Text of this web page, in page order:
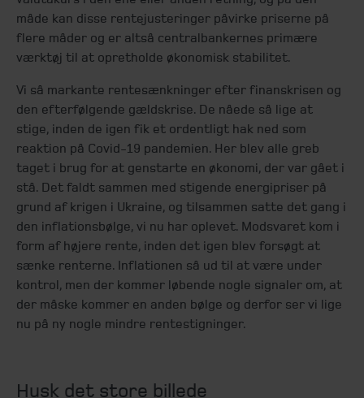
måde kan disse rentejusteringer påvirke priserne på
flere måder og er altså centralbankernes primære
værktøj til at opretholde økonomisk stabilitet.
Vi så markante rentesænkninger efter finanskrisen og
den efterfølgende gældskrise. De nåede så lige at
stige, inden de igen fik et ordentligt hak ned som
reaktion på Covid-19 pandemien. Her blev alle greb
taget i brug for at genstarte en økonomi, der var gået i
stå. Det faldt sammen med stigende energipriser på
grund af krigen i Ukraine, og tilsammen satte det gang i
den inflationsbølge, vi nu har oplevet. Modsvaret kom i
form af højere rente, inden det igen blev forsøgt at
sænke renterne. Inflationen så ud til at være under
kontrol, men der kommer løbende nogle signaler om, at
der måske kommer en anden bølge og derfor ser vi lige
nu på ny nogle mindre rentestigninger.
Husk det store billede